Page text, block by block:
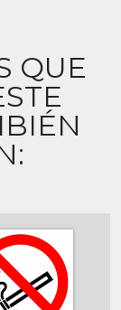
QUE